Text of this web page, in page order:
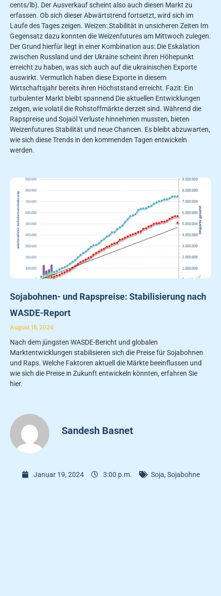
cents/lb). Der Ausverkauf scheint also auch diesen Markt zu
erfassen. Ob sich dieser Abwärtstrend fortsetzt, wird sich im
Laufe des Tages zeigen. Weizen: Stabilität in unsicheren Zeiten Im
Gegensatz dazu konnten die Weizenfutures am Mittwoch zulegen.
Der Grund hierfür liegt in einer Kombination aus: Die Eskalation
zwischen Russland und der Ukraine scheint ihren Höhepunkt
erreicht zu haben, was sich auch auf die ukrainischen Exporte
auswirkt. Vermutlich haben diese Exporte in diesem
Wirtschaftsjahr bereits ihren Höchststand erreicht. Fazit: Ein
turbulenter Markt bleibt spannend Die aktuellen Entwicklungen
zeigen, wie volatil die Rohstoffmärkte derzeit sind. Während die
Rapspreise und Sojaöl Verluste hinnehmen mussten, bieten
Weizenfutures Stabilität und neue Chancen. Es bleibt abzuwarten,
wie sich diese Trends in den kommenden Tagen entwickeln
werden.
Sojabohnen- und Rapspreise: Stabilisierung nach
WASDE-Report
August 16, 2024
Nach dem jüngsten WASDE-Bericht und globalen
Marktentwicklungen stabilisieren sich die Preise für Sojabohnen
und Raps. Welche Faktoren aktuell die Märkte beeinflussen und
wie sich die Preise in Zukunft entwickeln könnten, erfahren Sie
hier.
Sandesh Basnet
Januar 19, 2024 3:00 p.m. Soja, Sojabohne